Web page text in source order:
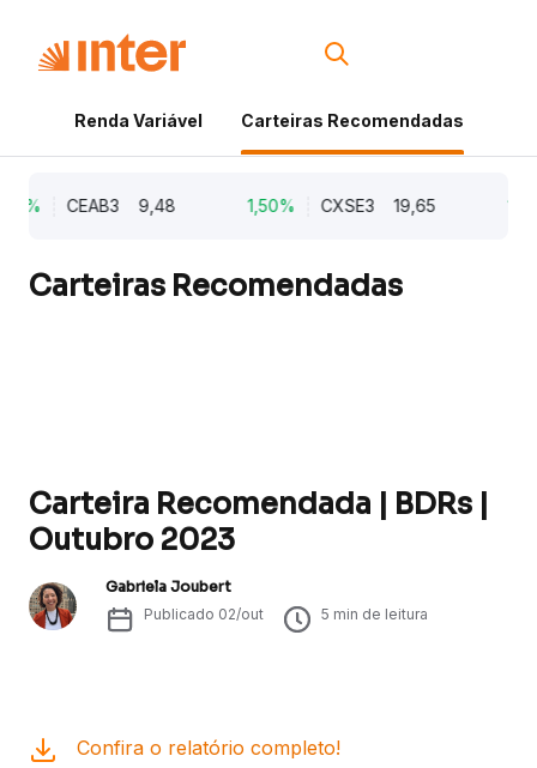
Renda Variável Carteiras Recomendadas
CEAB3 9,48 1,50% CXSE3 19,65
Carteiras Recomendadas
Carteira Recomendada | BDRs |
Outubro 2023
Gabriela Joubert
Publicado 02/out 5 min de leitura
Confira o relatório completo!